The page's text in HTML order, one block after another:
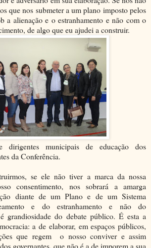
que nos submeter a um plano imposto pelos
a alienação e o estranhamento e não com o
de algo que eu ajudei a construir.
dirigentes municipais de educação dos
da Conferência.
se ele não tiver a marca da nossa
consentimento, nos sobrará a amarga
diante de um Plano e de um Sistema
e do estranhamento e não do
grandiosidade do debate público. É esta a
a de elaborar, em espaços públicos,
que regem o nosso conviver e assim
governantes, que não é a de imporem a sua